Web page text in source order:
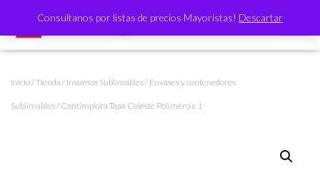
Consultanos por listas de precios Mayoristas! Descartar
Inicio/Tienda / Insumos Sublimables/ Envases y contenedores
Sublimables/ Cantimplora Tapa Celeste Polímero x 1